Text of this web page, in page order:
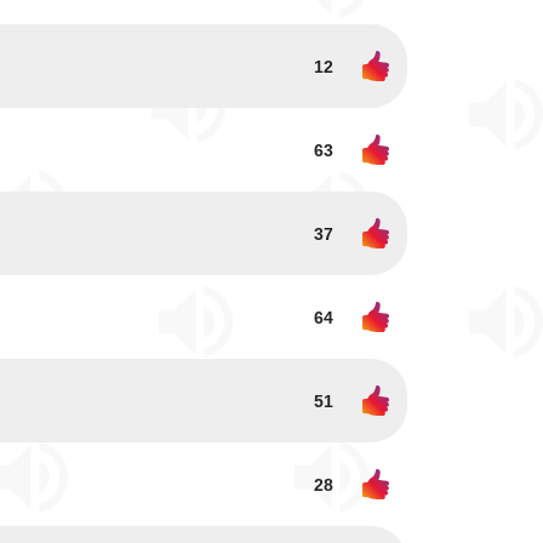
12
63
37
64
51
28